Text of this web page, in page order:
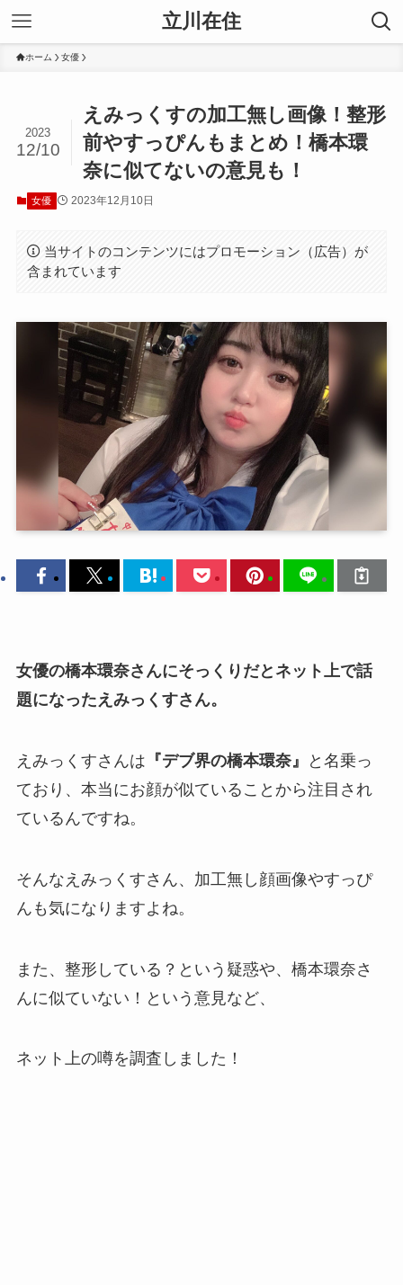
立川在住
ホーム 女優
えみっくすの加工無し画像！整形
前やすっぴんもまとめ！橋本環
奈に似てないの意見も！
2023
12/10
女優 2023年12月10日
当サイトのコンテンツにはプロモーション（広告）が
含まれています
女優の橋本環奈さんにそっくりだとネット上で話
題になったえみっくすさん。
えみっくすさんは 『デブ界の橋本環奈』
と名乗っ
ており、本当にお顔が似ていることから注目され
ているんですね。
そんなえみっくすさん、加工無し顔画像やすっぴ
んも気になりますよね。
また、整形している？という疑惑や、橋本環奈さ
んに似ていない！という意見など、
ネット上の噂を調査しました！